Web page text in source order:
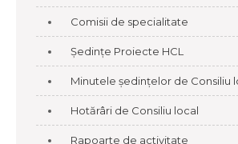
Comisii de specialitate
Ședințe Proiecte HCL
Minutele ședințelor de Consiliu
Hotărâri de Consiliu local
Rapoarte de activitate